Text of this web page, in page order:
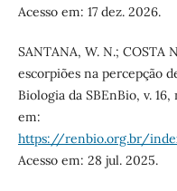
Acesso em: 17 dez. 2026.
SANTANA, W. N.; COSTA
escorpiões na percepção
Biologia da SBEnBio, v. 16,
em:
https://renbio.org.br/
Acesso em: 28 jul. 2025.